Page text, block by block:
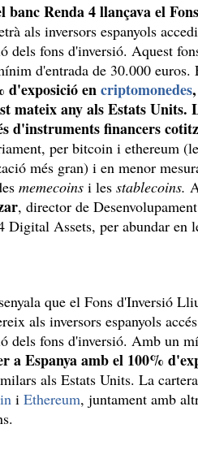
banc Renda 4 llançava el
als inversors espanyols
dels fons d'inversió. Aquest
d'entrada de 30.000 euros.
d'exposició encriptomonedes
mateix any als Estats Units.
d'instruments financers
per bitcoin i ethereum
més gran) i en menor
memecoins i les stablecoins.
, director de
Digital Assets, per abundar en
que el Fons d'Inversió
als inversors espanyols
dels fons d'inversió. Amb un
a Espanya amb el 100%
als Estats Units. La
i Ethereum, juntament amb